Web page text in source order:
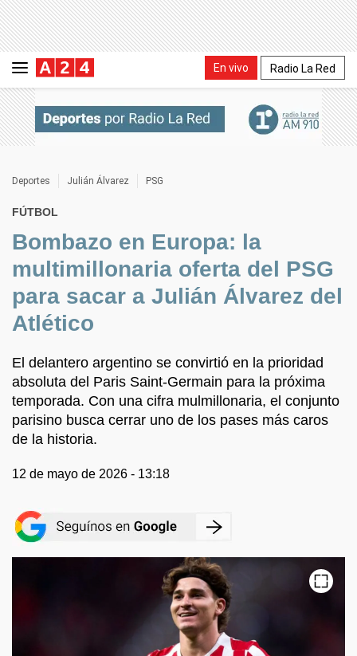
En vivo Radio La Red
Deportes Julián Álvarez PSG
FÚTBOL
Bombazo en Europa: la
multimillonaria oferta del PSG
para sacar a Julián Álvarez del
Atlético
El delantero argentino se convirtió en la prioridad
absoluta del Paris Saint-Germain para la próxima
temporada. Con una cifra mulmillonaria, el conjunto
parisino busca cerrar uno de los pases más caros
de la historia.
12 de mayo de 2026 - 13:18